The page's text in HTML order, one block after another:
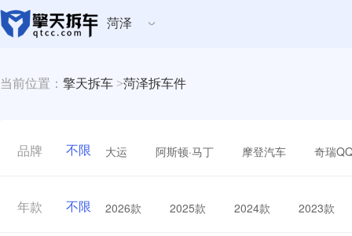
菏泽
当前位置： 擎天拆车 >菏泽拆车件
品牌 不限 大运 阿斯顿·马丁 摩登汽车 奇瑞
年款 不限 2026款 2025款 2024款 2023款